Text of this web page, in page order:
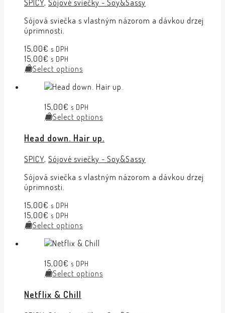
SPICY, Sójové sviečky - Soy&Sassy
Sójová sviečka s vlastným názorom a dávkou drzej
úprimnosti.
15,00€ s DPH
15,00€ s DPH
Select options
15,00€ s DPH
Select options
Head down. Hair up.
SPICY, Sójové sviečky - Soy&Sassy
Sójová sviečka s vlastným názorom a dávkou drzej
úprimnosti.
15,00€ s DPH
15,00€ s DPH
Select options
15,00€ s DPH
Select options
Netflix & Chill